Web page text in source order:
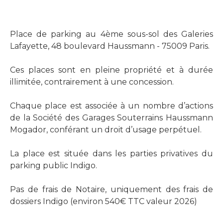
Place de parking au 4ème sous-sol des Galeries
Lafayette, 48 boulevard Haussmann - 75009 Paris.
Ces places sont en pleine propriété et à durée
illimitée, contrairement à une concession.
Chaque place est associée à un nombre d’actions
de la Société des Garages Souterrains Haussmann
Mogador, conférant un droit d’usage perpétuel.
La place est située dans les parties privatives du
parking public Indigo.
Pas de frais de Notaire, uniquement des frais de
dossiers Indigo (environ 540€ TTC valeur 2026)